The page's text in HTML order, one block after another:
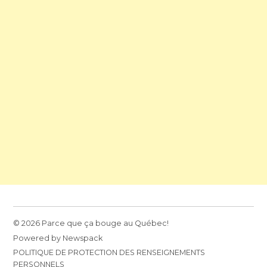
© 2026 Parce que ça bouge au Québec!
Powered by Newspack
POLITIQUE DE PROTECTION DES RENSEIGNEMENTS
PERSONNELS